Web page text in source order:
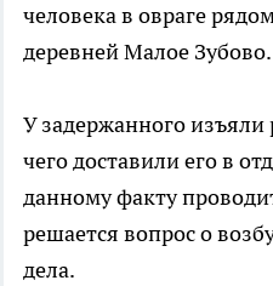
человека в овраге
деревней Малое Зубово.
У задержанного
чего доставили его в
данному факту
решается вопрос о
дела.